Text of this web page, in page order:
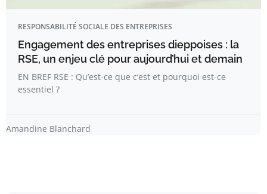
RESPONSABILITÉ SOCIALE DES ENTREPRISES
Engagement des entreprises dieppoises : la
RSE, un enjeu clé pour aujourd’hui et demain
EN BREF RSE : Qu’est-ce que c’est et pourquoi est-ce
essentiel ?
Amandine Blanchard